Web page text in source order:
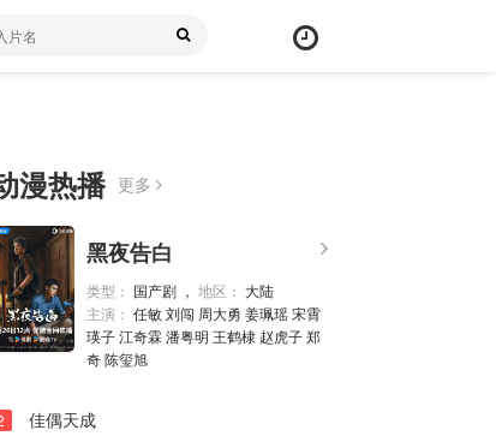
集
集
集
集
漫热播 更多
黑夜告白
类型： 国产剧 ， 地区： 大陆
主演： 任敏 刘闯 周大勇 姜珮瑶 宋霄
瑛子 江奇霖 潘粤明 王鹤棣 赵虎子 郑
奇 陈玺旭
佳偶天成